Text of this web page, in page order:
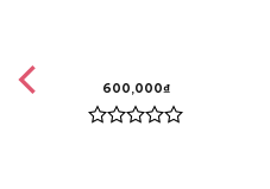
600,000₫